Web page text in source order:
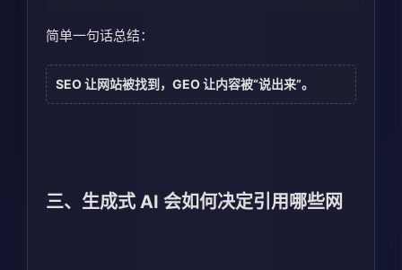
简单一句话总结：
SEO 让网站被找到，GEO 让内容被“说出来”。
三、生成式 AI 会如何决定引用哪些网